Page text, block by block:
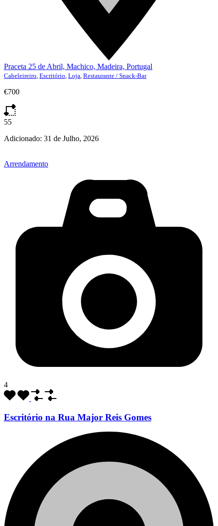
Praceta 25 de Abril, Machico, Madeira, Portugal
Cabeleireiro Escritório Loja Restaurante / Snack-Bar
€700
55
Adicionado: 31 de Julho, 2026
Arrendamento
4
Escritório na Rua Major Reis Gomes